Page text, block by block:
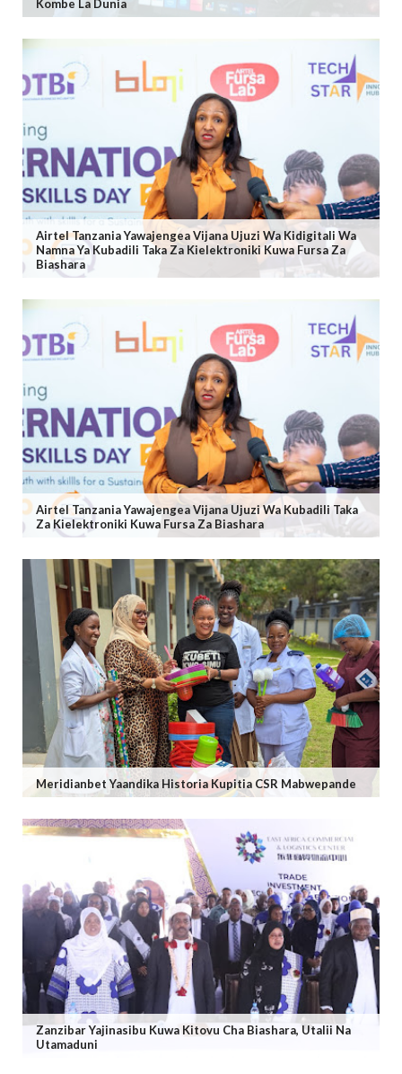
Kombe La Dunia
Airtel Tanzania Yawajengea Vijana Ujuzi Wa Kidigitali Wa
Namna Ya Kubadili Taka Za Kielektroniki Kuwa Fursa Za
Biashara
Airtel Tanzania Yawajengea Vijana Ujuzi Wa Kubadili Taka
Za Kielektroniki Kuwa Fursa Za Biashara
Meridianbet Yaandika Historia Kupitia CSR Mabwepande
Zanzibar Yajinasibu Kuwa Kitovu Cha Biashara, Utalii Na
Utamaduni